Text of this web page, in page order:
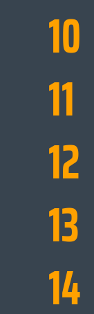
10
11
12
13
14